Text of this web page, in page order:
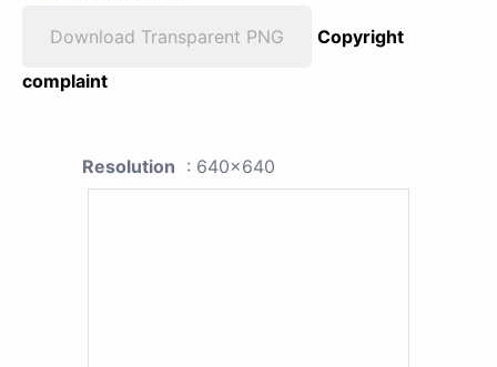
Download Transparent PNG
Copyright
complaint
Resolution : 640x640